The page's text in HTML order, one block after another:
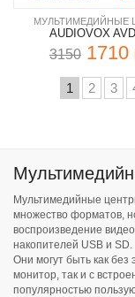
МУЛЬТИМЕДИЙНЫЕ
AUDIOVOX
31501710
1 2 3
Мультимедийные
множество форматов,
воспроизведение
накопителей USB и SD.
Они могут быть как
монитор, так и с
популярностью